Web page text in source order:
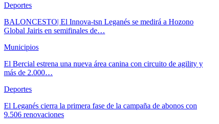
Deportes
BALONCESTO| El Innova-tsn Leganés se medirá a Hozono
Global Jairis en semifinales de…
Municipios
El Bercial estrena una nueva área canina con circuito de agility y
más de 2.000…
Deportes
El Leganés cierra la primera fase de la campaña de abonos con
9.506 renovaciones